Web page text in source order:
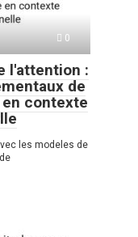
0
l'attention :
de
contexte
les modeles de